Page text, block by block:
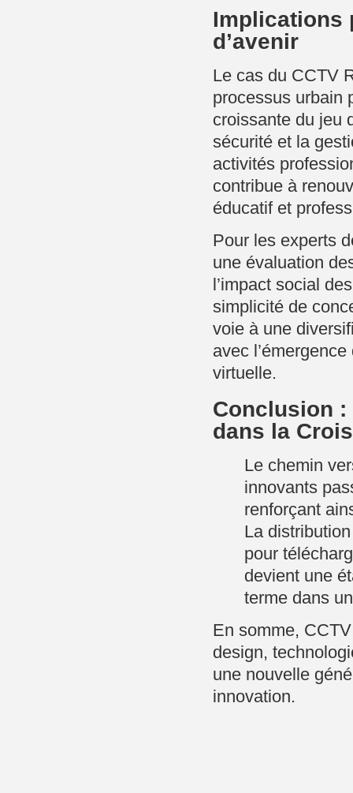
Implications
d’avenir
Le cas du CCTV
processus urbain
croissante du jeu
sécurité et la
activités
contribue à
éducatif et
Pour les experts
une évaluation
l’impact social
simplicité de
voie à une
avec
virtuelle.
Conclusion :
dans la
Le chemin
innovants
renforçant
La
pour
devient une
terme dans
En somme,
design,
une nouvelle
innovation.